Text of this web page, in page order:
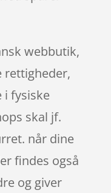
webbutik,
rettigheder,
i fysiske
skal jf.
når dine
findes også
og giver